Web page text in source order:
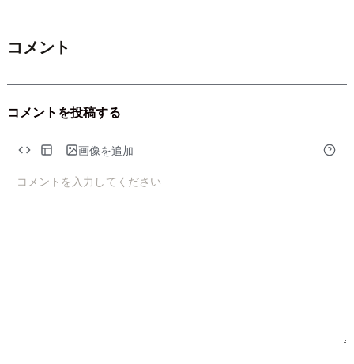
コメント
コメントを投稿する
コメント* 画像を追加